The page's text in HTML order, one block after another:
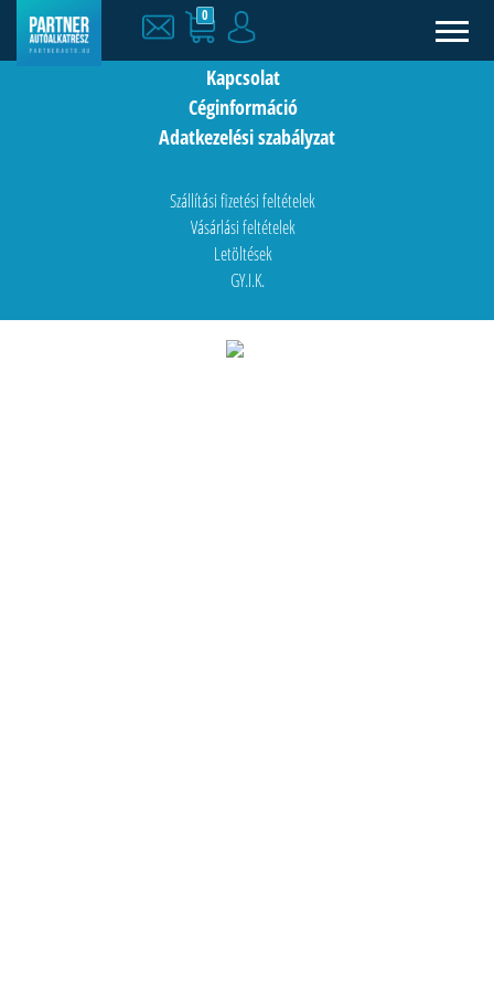
0
Hírek
Kapcsolat
Céginformáció
Adatkezelési szabályzat
Szállítási fizetési feltételek
Vásárlási feltételek
Letöltések
GY.I.K.